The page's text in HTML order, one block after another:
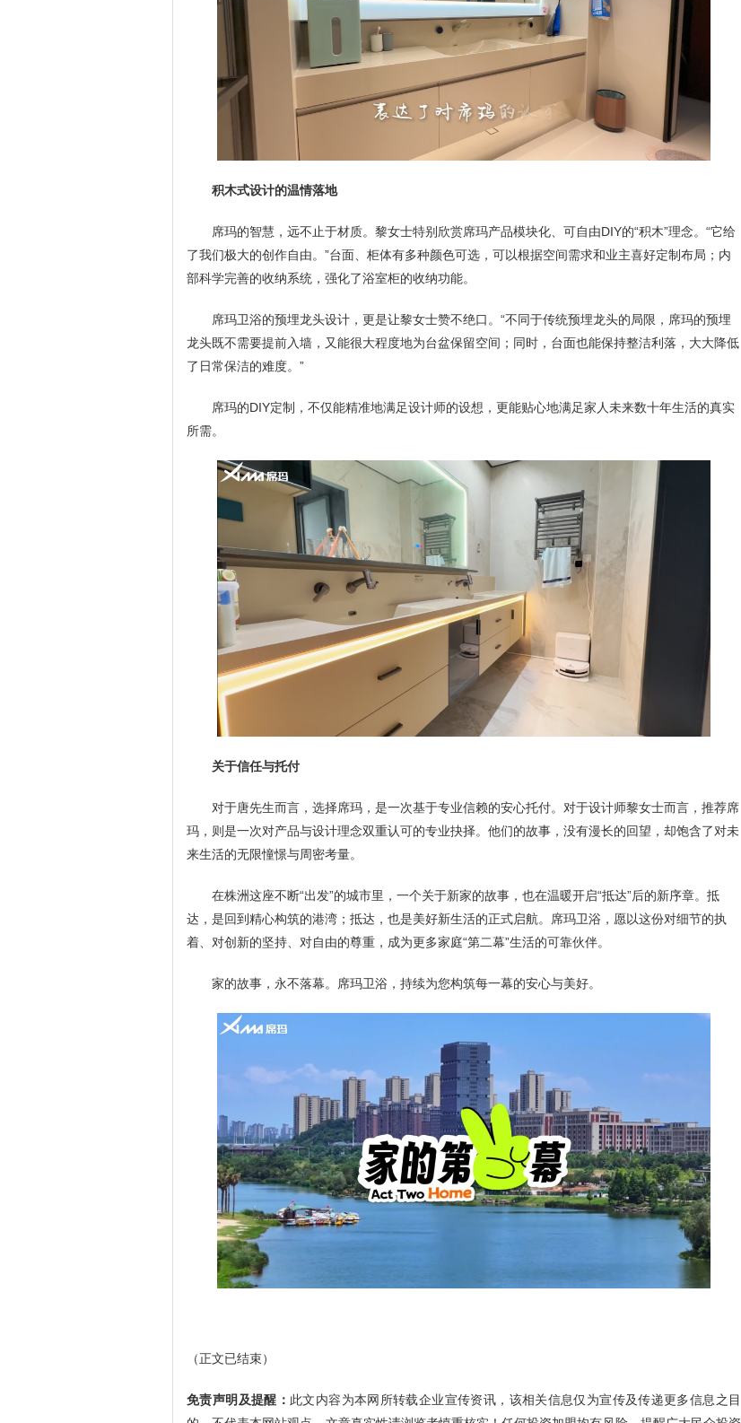
积木式设计的温情落地
席玛的智慧，远不止于材质。黎女士特别欣赏席玛产品模块化、可自由DIY的“积木”理念。“它给
了我们极大的创作自由。”台面、柜体有多种颜色可选，可以根据空间需求和业主喜好定制布局；内
部科学完善的收纳系统，强化了浴室柜的收纳功能。
席玛卫浴的预埋龙头设计，更是让黎女士赞不绝口。“不同于传统预埋龙头的局限，席玛的预埋
龙头既不需要提前入墙，又能很大程度地为台盆保留空间；同时，台面也能保持整洁利落，大大降低
了日常保洁的难度。”
席玛的DIY定制，不仅能精准地满足设计师的设想，更能贴心地满足家人未来数十年生活的真实
所需。
关于信任与托付
对于唐先生而言，选择席玛，是一次基于专业信赖的安心托付。对于设计师黎女士而言，推荐席
玛，则是一次对产品与设计理念双重认可的专业抉择。他们的故事，没有漫长的回望，却饱含了对未
来生活的无限憧憬与周密考量。
在株洲这座不断“出发”的城市里，一个关于新家的故事，也在温暖开启“抵达”后的新序章。抵
达，是回到精心构筑的港湾；抵达，也是美好新生活的正式启航。席玛卫浴，愿以这份对细节的执
着、对创新的坚持、对自由的尊重，成为更多家庭“第二幕”生活的可靠伙伴。
家的故事，永不落幕。席玛卫浴，持续为您构筑每一幕的安心与美好。
（正文已结束）
免责声明及提醒： 此文内容为本网所转载企业宣传资讯，该相关信息仅为宣传及传递更多信息之目